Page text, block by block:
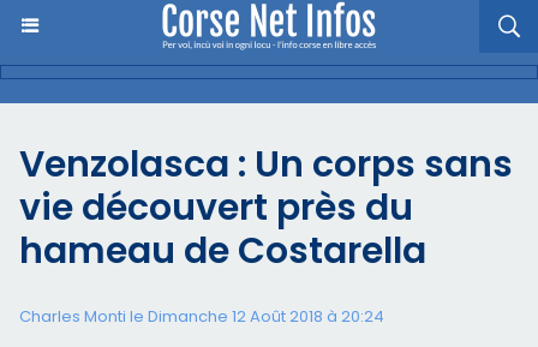
Venzolasca : Un corps sans
vie découvert près du
hameau de Costarella
Charles Monti le Dimanche 12 Août 2018 à 20:24